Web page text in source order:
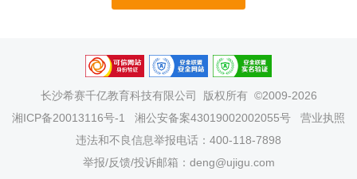
长沙希赛千亿教育科技有限公司
版权所有 ©2009-2026
湘ICP备20013116号-1
湘公安备案43019002002055号
营业执照
违法和不良信息举报电话：400-118-7898
举报/反馈/投诉邮箱：deng@ujigu.com